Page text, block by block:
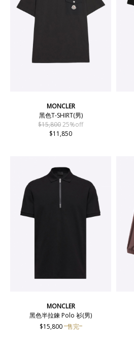
MONCLER
黑色T-SHIRT(男)
$15,80025%off
$11,850
MONCLER
黑色半拉鍊 Polo 衫(男)
$15,800 售完